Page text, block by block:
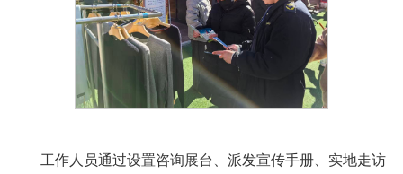
工作人员通过设置咨询展台、派发宣传手册、实地走访